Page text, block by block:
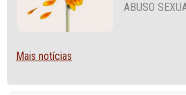
ABUSO
Mais notícias